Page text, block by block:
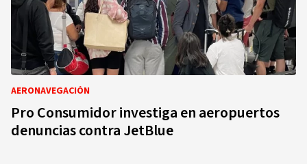
AERONAVEGACIÓN
Pro Consumidor investiga en aeropuertos
denuncias contra JetBlue